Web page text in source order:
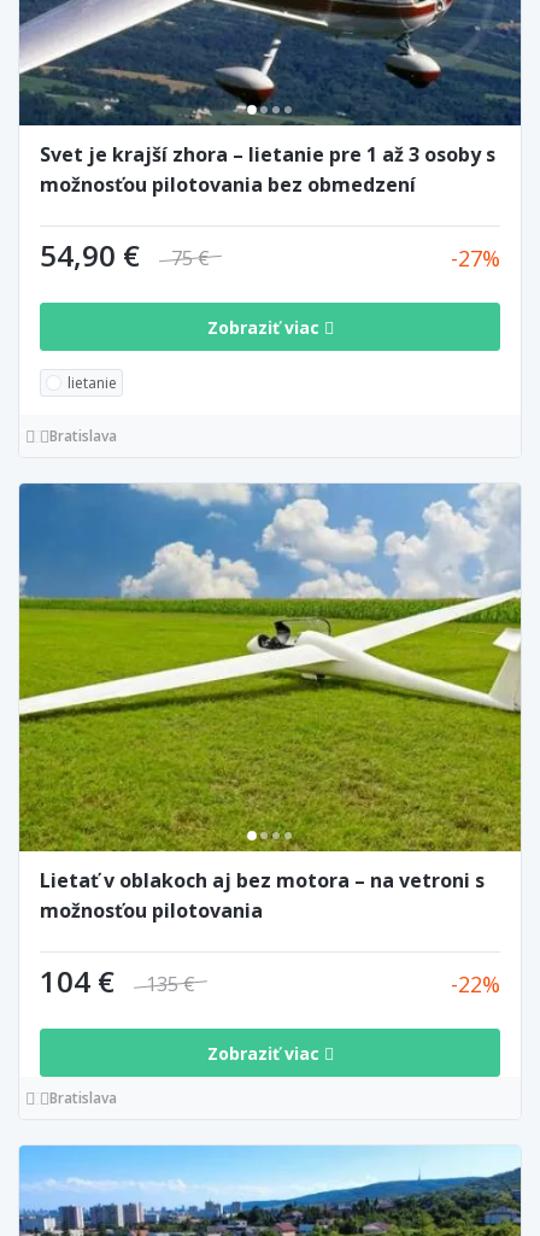
Svet je krajší zhora – lietanie pre 1 až 3 osoby s
možnosťou pilotovania bez obmedzení
54,90 € 75 € 27
Zobraziť viac
lietanie
Bratislava
Lietať v oblakoch aj bez motora – na vetroni s
možnosťou pilotovania
104 € 135 € 22
Zobraziť viac
Bratislava